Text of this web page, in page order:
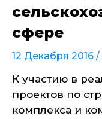
сфере
12 Декабря 2016 /
К участию в
проектов по
комплекса и